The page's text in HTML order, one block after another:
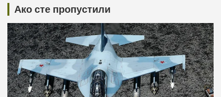
Ако сте пропустили